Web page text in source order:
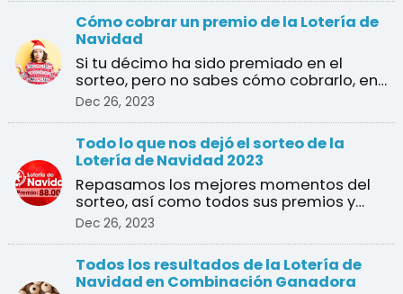
Cómo cobrar un premio de la Lotería de
Navidad
Si tu décimo ha sido premiado en el
sorteo, pero no sabes cómo cobrarlo, en
esta guía te explica ...
Dec 26, 2023
Todo lo que nos dejó el sorteo de la
Lotería de Navidad 2023
Repasamos los mejores momentos del
sorteo, así como todos sus premios y
ganadores
Dec 26, 2023
Todos los resultados de la Lotería de
Navidad en Combinación Ganadora